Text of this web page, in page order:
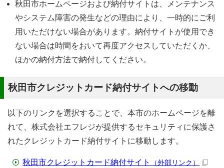
秋田市ホームページおよび納付サイトは、メンテナンス
やシステム障害の発生などの理由により、一時的にご利
用いただけない場合があります。納付サイトが使用でき
ない場合は時間をおいて再度アクセスしていただくか、
ほかの納付方法で納付してください。
秋田市クレジットカード納付サイトへの移動
以下のリンクを選択することで、本市のホームページを離
れて、株式会社エフレジが提供するセキュリティに保護さ
れたクレジットカード納付サイトに移動します。
秋田市クレジットカード納付サイト （外部リンク）